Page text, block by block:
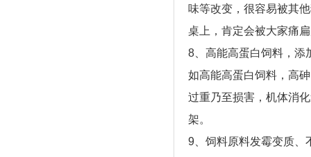
味等改变，很容易被其
桌上，肯定会被大家痛
8、高能高蛋白饲料，添
如高能高蛋白饲料，高
过重乃至损害，机体消
架。
9、饲料原料发霉变质、